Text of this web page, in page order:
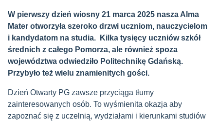
W pierwszy dzień wiosny 21 marca 2025 nasza Alma
Mater otworzyła szeroko drzwi uczniom, nauczycielom
i kandydatom na studia. Kilka tysięcy uczniów szkół
średnich z całego Pomorza, ale również spoza
województwa odwiedziło Politechnikę Gdańską.
Przybyło też wielu znamienitych gości.
Dzień Otwarty PG zawsze przyciąga tłumy
zainteresowanych osób. To wyśmienita okazja aby
zapoznać się z uczelnią, wydziałami i kierunkami studiów